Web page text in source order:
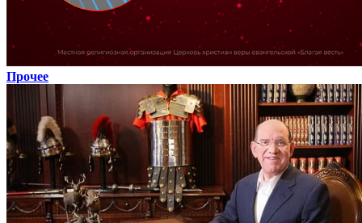
Прочее